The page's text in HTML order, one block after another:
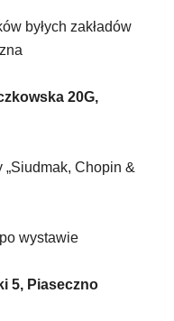
byłych zakładów
20G,
Chopin &
wystawie
5, Piaseczno